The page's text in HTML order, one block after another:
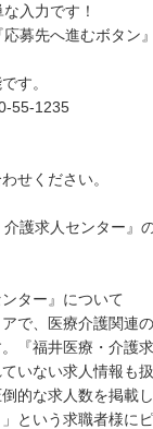
入力です！
募先へ進むボタン
す。
55-1235
せください。
護求人センター』
ター』について
で、医療介護関連
『福井医療・介護
いない求人情報も
的な求人数を掲載
という求職者様に